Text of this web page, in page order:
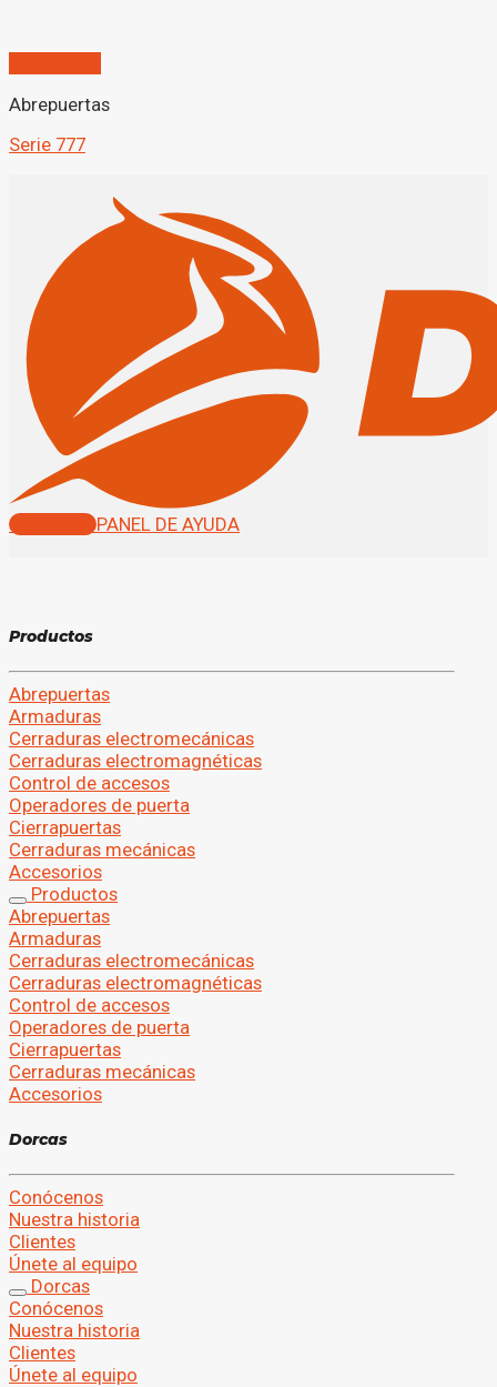
Abrepuertas
Serie 777
Contactar PANEL DE AYUDA
Productos
Abrepuertas
Armaduras
Cerraduras electromecánicas
Cerraduras electromagnéticas
Control de accesos
Operadores de puerta
Cierrapuertas
Cerraduras mecánicas
Accesorios
Productos
Abrepuertas
Armaduras
Cerraduras electromecánicas
Cerraduras electromagnéticas
Control de accesos
Operadores de puerta
Cierrapuertas
Cerraduras mecánicas
Accesorios
Dorcas
Conócenos
Nuestra historia
Clientes
Únete al equipo
Dorcas
Conócenos
Nuestra historia
Clientes
Únete al equipo